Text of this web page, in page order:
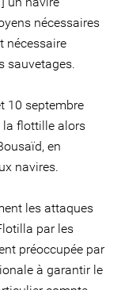
nécessaires
nécessaire
sauvetages.
10 septembre
la flottille alors
en
navires.
les attaques
par les
préoccupée par
à garantir le